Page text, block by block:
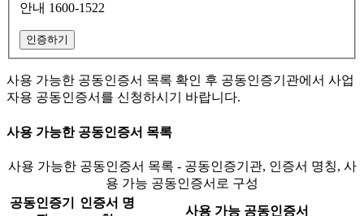
안내 1600-1522
인증하기
사용 가능한 공동인증서 목록 확인 후 공동인증기관에서 사업
자용 공동인증서를 신청하시기 바랍니다.
사용 가능한 공동인증서 목록
사용 가능한 공동인증서 목록 - 공동인증기관, 인증서 명칭, 사
용 가능 공동인증서로 구성
공동인증기
인증서 명
사용 가능 공동인증서